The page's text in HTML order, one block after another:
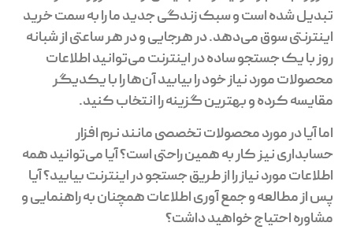
تبدیل شده است و سبک زندگی جدید ما را به سمت خرید
اینترنتی سوق می‌دهد. در هرجایی و در هر ساعتی از شبانه
روز با یک جستجو ساده در اینترنت می‌توانید اطلاعات
محصولات مورد نیاز خود را بیابید آن‌ها را با یکدیگر
مقایسه کرده و بهترین گزینه را انتخاب کنید.
اما آیا در مورد محصولات تخصصی مانند نرم افزار
حسابداری نیز کار به همین راحتی است؟ آیا می‌توانید همه‌
اطلاعات مورد نیاز را از طریق جستجو در اینترنت بیابید؟ آیا
پس از مطالعه و جمع آوری اطلاعات همچنان به راهنمایی و
مشاوره احتیاج خواهید داشت؟